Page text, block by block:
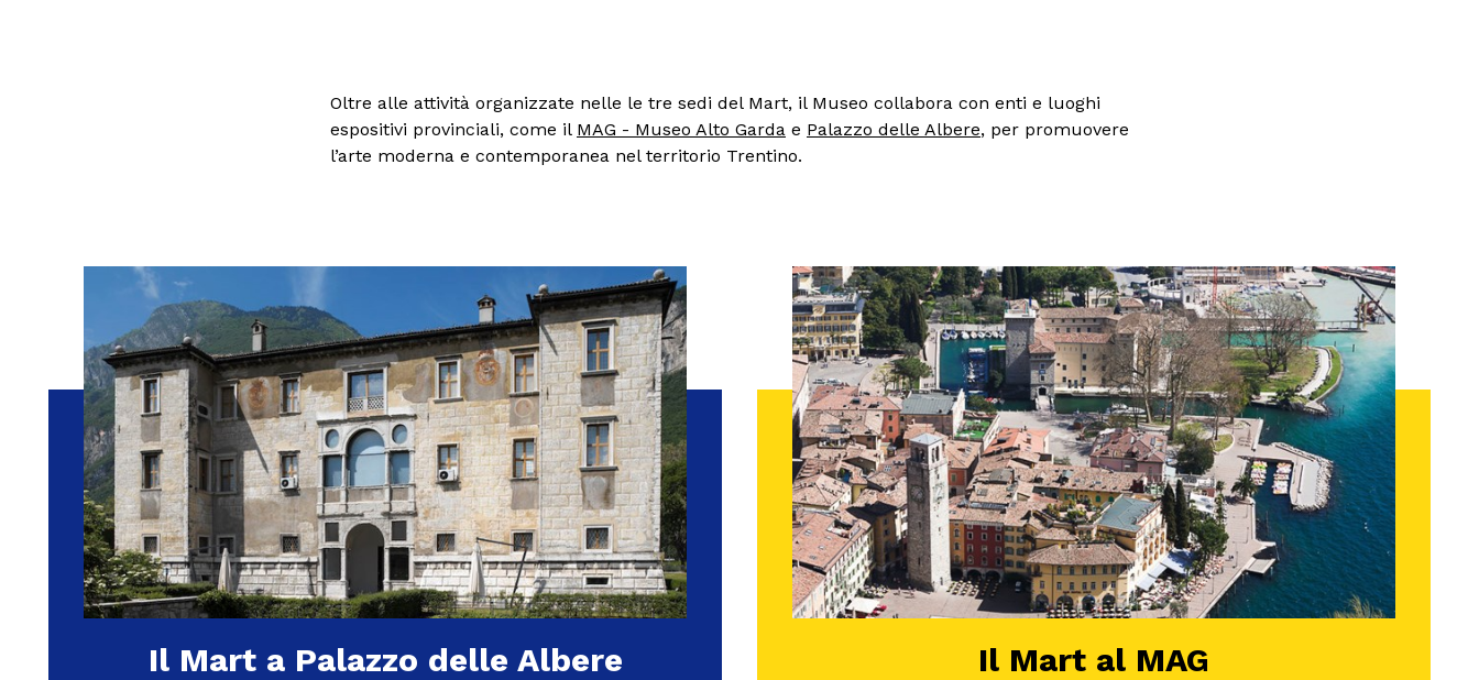
Oltre alle attività organizzate nelle le tre sedi del Mart, il Museo collabora con enti e luoghi
espositivi provinciali, come il MAG - Museo Alto Garda e Palazzo delle Albere, per promuovere
l’arte moderna e contemporanea nel territorio Trentino.
Il Mart a Palazzo delle Albere Il Mart al MAG